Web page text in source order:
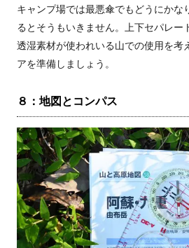
キャンプ場では最悪傘でもどうにかな
るとそうもいきません。上下セパレー
透湿素材が使われいる山での使用を考
アを準備しましょう。
８：地図とコンパス